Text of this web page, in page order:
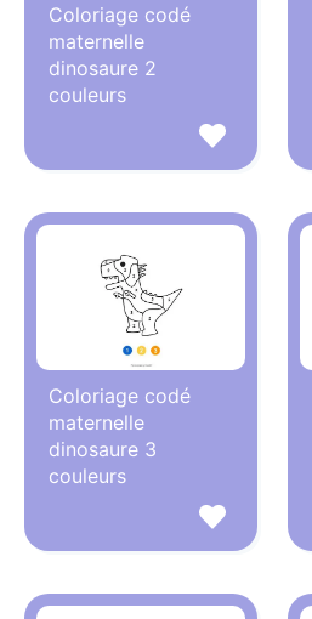
Coloriage codé
maternelle
dinosaure 2
couleurs
Coloriage codé
maternelle
dinosaure 3
couleurs